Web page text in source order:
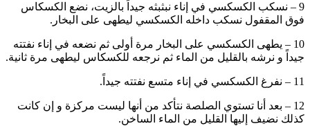
9 – نسكب الكسكسي في إناء نبثبثه جيداً بالزيت، نضع الكسكاس
فوق المقفول نسكب داخله الكسكسي ليطهى على البخار.
10 – يطهى الكسكسي على البخار مرة أولى ثم نضعه في إناء نفتته
جيداً و نرشه بالقليل من الماء ثم نرجعه للكسكاس ليطهى مرة ثانية.
11 – نفرغ الكسكسي في إناء متسع نفتته جيداً.
12 – بعد أنا تستوي الصلصة نتأكد من أنها ليست مركزة و إن كانت
كذلك نضيف إليها القليل من الماء الساخن.